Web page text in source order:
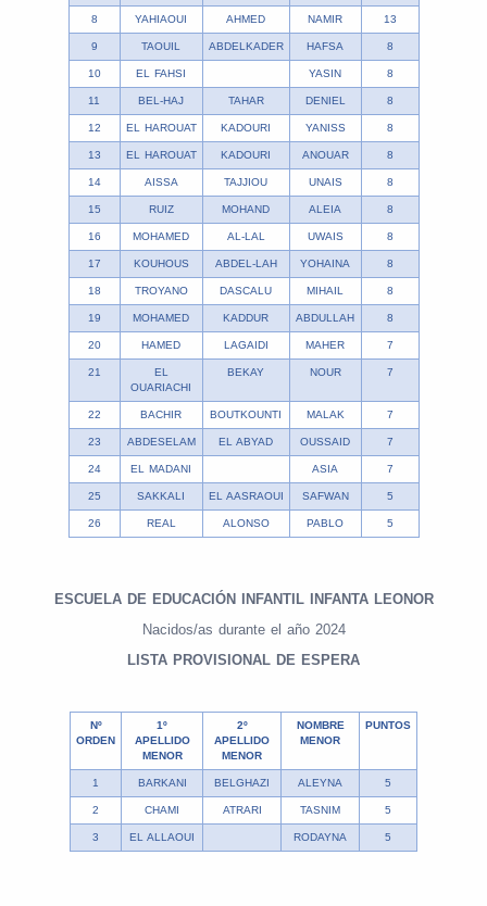
8 YAHIAOUI AHMED NAMIR 13
9 TAOUIL ABDELKADER HAFSA 8
10 EL FAHSI YASIN 8
11 BEL-HAJ TAHAR DENIEL 8
12 EL HAROUAT KADOURI YANISS 8
13 EL HAROUAT KADOURI ANOUAR 8
14 AISSA TAJJIOU UNAIS 8
15 RUIZ MOHAND ALEIA 8
16 MOHAMED AL-LAL UWAIS 8
17 KOUHOUS ABDEL-LAH YOHAINA 8
18 TROYANO DASCALU MIHAIL 8
19 MOHAMED KADDUR ABDULLAH 8
20 HAMED LAGAIDI MAHER 7
21
EL
OUARIACHI
BEKAY NOUR 7
22 BACHIR BOUTKOUNTI MALAK 7
23 ABDESELAM EL ABYAD OUSSAID 7
24 EL MADANI ASIA 7
25 SAKKALI EL AASRAOUI SAFWAN 5
26 REAL ALONSO PABLO 5
ESCUELA DE EDUCACIÓN INFANTIL INFANTA LEONOR
Nacidos/as durante el año 2024
LISTA PROVISIONAL DE ESPERA
Nº
ORDEN
1º
APELLIDO
MENOR
2º
APELLIDO
MENOR
NOMBRE
MENOR
PUNTOS
1 BARKANI BELGHAZI ALEYNA 5
2 CHAMI ATRARI TASNIM 5
3 EL ALLAOUI RODAYNA 5